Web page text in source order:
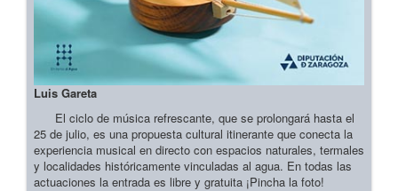
Luis Gareta
El ciclo de música refrescante, que se prolongará hasta el
25 de julio, es una propuesta cultural itinerante que conecta la
experiencia musical en directo con espacios naturales, termales
y localidades históricamente vinculadas al agua. En todas las
actuaciones la entrada es libre y gratuita ¡Pincha la foto!